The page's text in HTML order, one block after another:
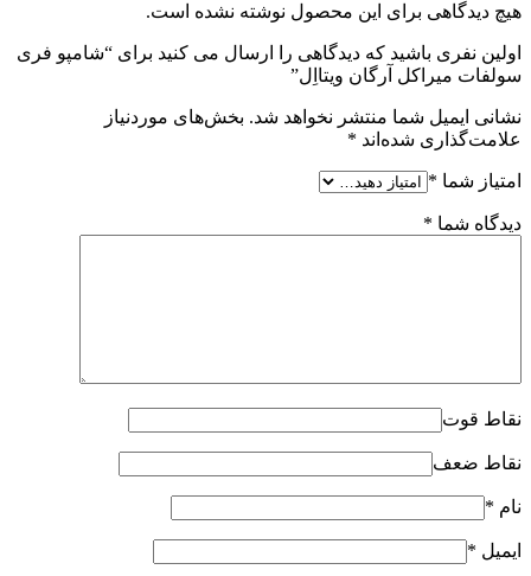
هیچ دیدگاهی برای این محصول نوشته نشده است.
اولین نفری باشید که دیدگاهی را ارسال می کنید برای “شامپو فری
سولفات میراکل آرگان ویتااِل”
نشانی ایمیل شما منتشر نخواهد شد. بخش‌های موردنیاز
علامت‌گذاری شده‌اند *
امتیاز شما *
دیدگاه شما *
نقاط قوت
نقاط ضعف
نام *
ایمیل *